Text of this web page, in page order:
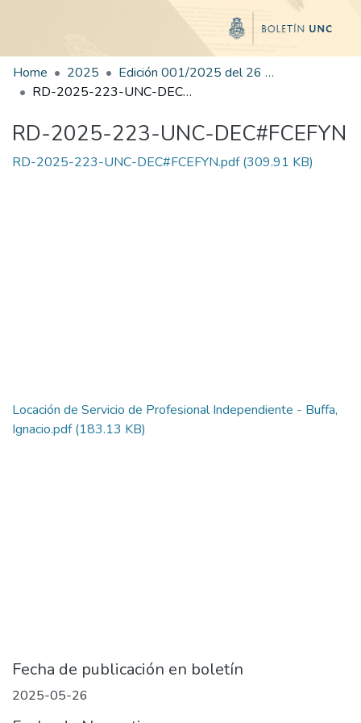
Home 2025
Edición 001/2025 del 26 de mayo de 2025
RD-2025-223-UNC-DEC#FCEFYN
RD-2025-223-UNC-DEC#FCEFYN
RD-2025-223-UNC-DEC#FCEFYN.pdf(309.91 KB)
Locación de Servicio de Profesional Independiente - Buffa,
Ignacio.pdf(183.13 KB)
Fecha de publicación en boletín
2025-05-26